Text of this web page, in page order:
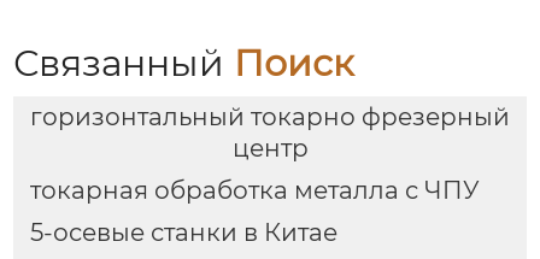
Связанный Поиск
горизонтальный токарно фрезерный
центр
токарная обработка металла с ЧПУ
5-осевые станки в Китае